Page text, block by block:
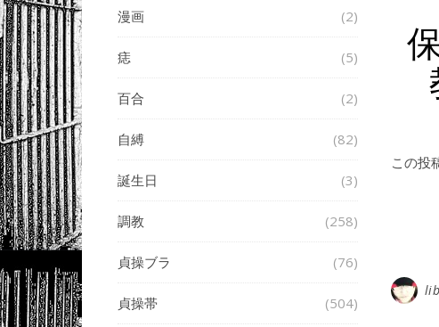
漫画 (2)
痣 (5)
百合 (2)
自縛 (82)
誕生日 (3)
調教 (258)
貞操ブラ (76)
貞操帯 (504)
この投